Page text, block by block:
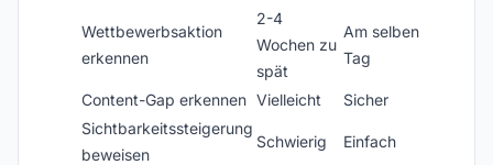
Wettbewerbsaktion
erkennen
2-4
Wochen zu
spät
Am selben
Tag
Content-Gap erkennen Vielleicht
Sicher
Sichtbarkeitssteigerung
beweisen
Schwierig Einfach